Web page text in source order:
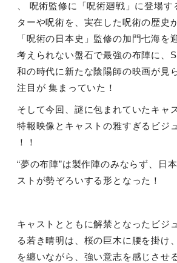
、 呪術監修に「呪術廻戦」に登場す
ターや呪術を、実在した呪術の歴史
「呪術の日本史」監修の加門七海を
考えられない盤石で最強の布陣に、
和の時代に新たな陰陽師の映画が見
注目が 集まっていた！
そして今回、謎に包まれていたキャ
特報映像とキャストの雅すぎるビジ
！！
“夢の布陣”は製作陣のみならず、日
ストが勢ぞろいする形となった！
キャストとともに解禁となったビジ
る若き晴明は、桜の巨木に腰を掛け
を纏いながら、強い意志を感じさせ